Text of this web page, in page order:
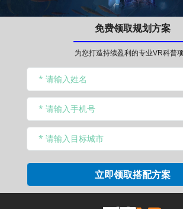
免费领取规划方案
为您打造持续盈利的专业VR科普